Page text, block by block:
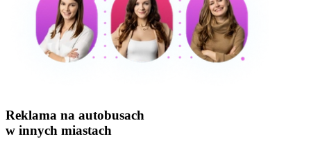
Reklama na autobusach
w innych miastach